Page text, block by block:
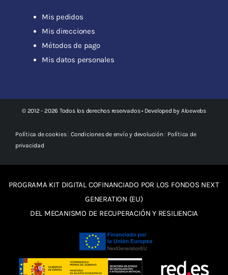
Mis pedidos
Mis direcciones
Métodos de pago
Mis datos personales
© 2012 - 2026 Todos los derechos reservados • Developed by Aloewebs
Política de cookies|Condiciones de envío y devolución| Política de
privacidad
PROGRAMA KIT DIGITAL COFINANCIADO POR LOS FONDOS NEXT
GENERATION (EU)
DEL MECANISMO DE RECUPERACIÓN Y RESILIENCIA